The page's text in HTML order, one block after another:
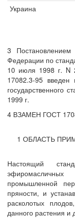
Украина
3 Постановлением
Федерации по
10 июля 1998 г. N
17082.3-95 введен
государственного
1999 г.
4 ВЗАМЕН ГОСТ
1 ОБЛАСТЬ
Настоящий
промышленной
пряности, и
расколотых
данного растения и